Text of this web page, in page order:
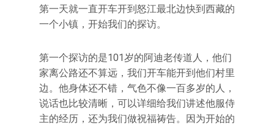
第一天就一直开车开到怒江最北边快到西藏的
一个小镇，开始我们的探访。
第一个探访的是101岁的阿迪老传道人，他们
家离公路还不算远，我们开车能开到他们村里
边。他身体还不错，气色不像一百多岁的人，
说话也比较清晰，可以详细给我们讲述他服侍
主的经历，还为我们做祝福祷告。因为开始的